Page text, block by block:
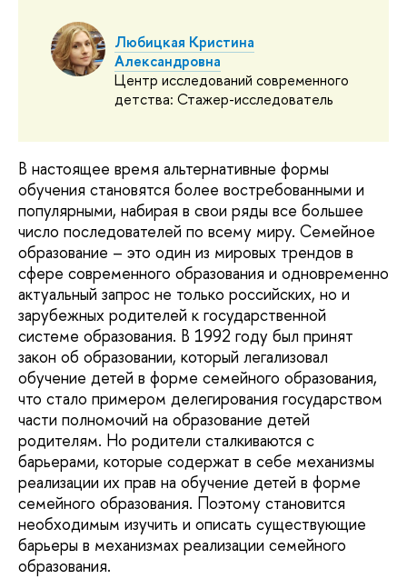
Любицкая Кристина
Александровна
Центр исследований современного
детства: Стажер-исследователь
В настоящее время альтернативные формы
обучения становятся более востребованными и
популярными, набирая в свои ряды все большее
число последователей по всему миру. Семейное
образование – это один из мировых трендов в
сфере современного образования и одновременно
актуальный запрос не только российских, но и
зарубежных родителей к государственной
системе образования. В 1992 году был принят
закон об образовании, который легализовал
обучение детей в форме семейного образования,
что стало примером делегирования государством
части полномочий на образование детей
родителям. Но родители сталкиваются с
барьерами, которые содержат в себе механизмы
реализации их прав на обучение детей в форме
семейного образования. Поэтому становится
необходимым изучить и описать существующие
барьеры в механизмах реализации семейного
образования.